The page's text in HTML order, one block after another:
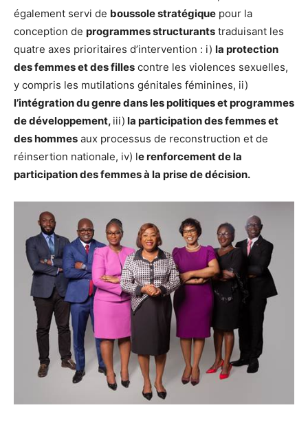
également servi de boussole stratégique pour la
conception de programmes structurants traduisant les
quatre axes prioritaires d’intervention : i) la protection
des femmes et des filles contre les violences sexuelles,
y compris les mutilations génitales féminines, ii)
l’intégration du genre dans les politiques et programmes
de développement, iii) la participation des femmes et
des hommes aux processus de reconstruction et de
réinsertion nationale, iv) le renforcement de la
participation des femmes à la prise de décision.